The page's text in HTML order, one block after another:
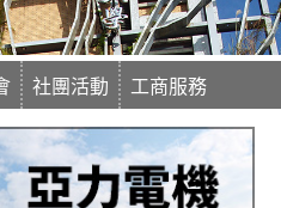
社團活動 工商服務